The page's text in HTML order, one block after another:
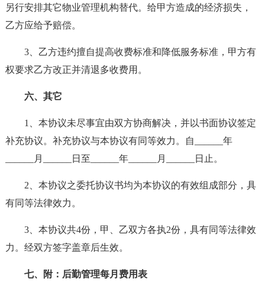
另行安排其它物业管理机构替代。给甲方造成的经济损失，
乙方应给予赔偿。
3、乙方违约擅自提高收费标准和降低服务标准，甲方有
权要求乙方改正并清退多收费用。
六、其它
1、本协议未尽事宜由双方协商解决，并以书面协议签定
补充协议。补充协议与本协议有同等效力。自______年
______月______日至______年______月______日止。
2、本协议之委托协议书均为本协议的有效组成部分，具
有同等法律效力。
3、本协议共4份，甲、乙双方各执2份，具有同等法律效
力。经双方签字盖章后生效。
七、附：后勤管理每月费用表